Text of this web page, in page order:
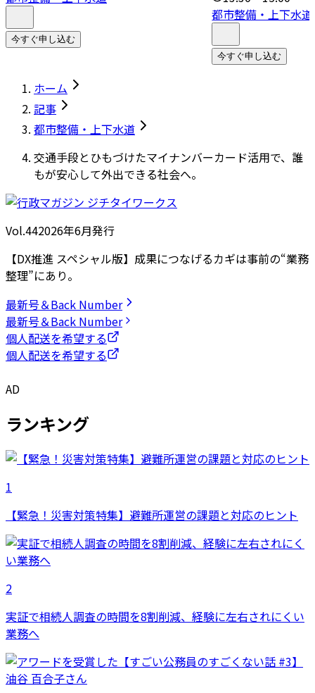
今すぐ申し込む
都市整備・上下水道
今すぐ申し込む
ホーム
記事
都市整備・上下水道
交通手段とひもづけたマイナンバーカード活用で、誰
もが安心して外出できる社会へ。
Vol.442026年6月発行
【DX推進 スペシャル版】成果につなげるカギは事前の“業務
整理”にあり。
最新号＆Back Number
最新号＆Back Number
個人配送を希望する
個人配送を希望する
AD
ランキング
1
【緊急！災害対策特集】避難所運営の課題と対応のヒント
2
実証で相続人調査の時間を8割削減、経験に左右されにくい
業務へ